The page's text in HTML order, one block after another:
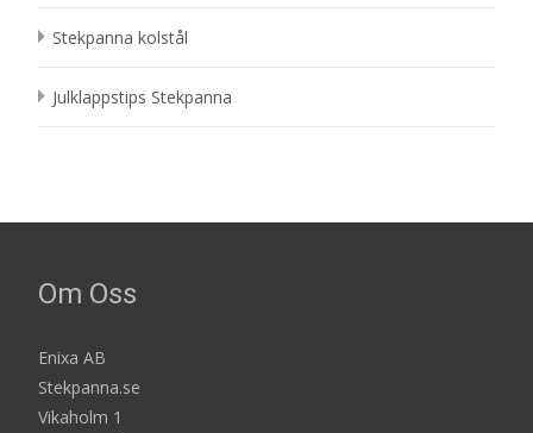
Stekpanna kolstål
Julklappstips Stekpanna
Om Oss
Enixa AB
Stekpanna.se
Vikaholm 1